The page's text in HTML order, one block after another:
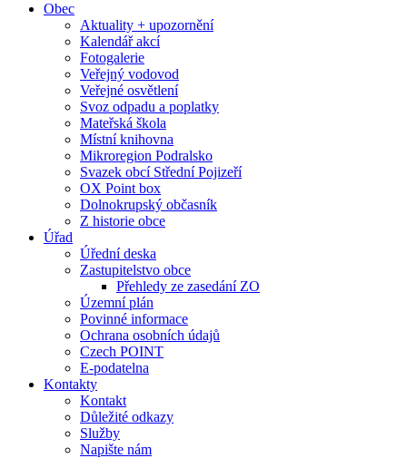
Obec
Aktuality + upozornění
Kalendář akcí
Fotogalerie
Veřejný vodovod
Veřejné osvětlení
Svoz odpadu a poplatky
Mateřská škola
Místní knihovna
Mikroregion Podralsko
Svazek obcí Střední Pojizeří
OX Point box
Dolnokrupský občasník
Z historie obce
Úřad
Úřední deska
Zastupitelstvo obce
Přehledy ze zasedání ZO
Územní plán
Povinné informace
Ochrana osobních údajů
Czech POINT
E-podatelna
Kontakty
Kontakt
Důležité odkazy
Služby
Napište nám